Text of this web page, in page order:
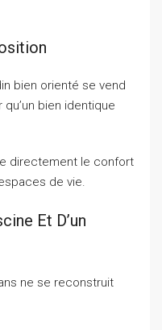
bien orienté se vend
bien identique
directement le confort
de vie.
Et D’un
ne se reconstruit